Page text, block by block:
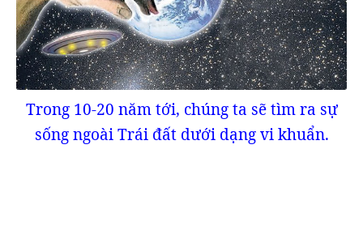
Trong 10-20 năm tới, chúng ta sẽ tìm ra sự
sống ngoài Trái đất dưới dạng vi khuẩn.